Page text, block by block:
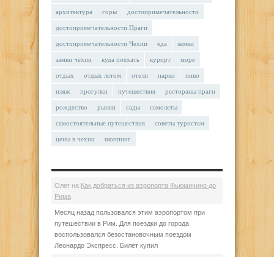
архитектура горы достопримечательности
достопримечательности Праги
достопримечательности Чехии еда замки
замки чехии куда поехать курорт море
отдых отдых летом отели парки пиво
пляж прогулки путешествия рестораны праги
рождество рынки сады самолеты
самостоятельные путешествия советы туристам
цены в чехии шоппинг
Олег на Как добраться из аэропорта Фьюмичино до
Рима
Месяц назад пользовался этим аэропортом при
путешествии в Рим. Для поездки до города
воспользовался безостановочным поездом
Леонардо Экспресс. Билет купил